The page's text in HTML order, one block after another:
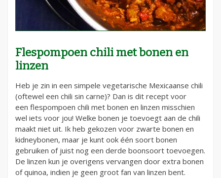
Flespompoen chili met bonen en
linzen
Heb je zin in een simpele vegetarische Mexicaanse chili
(oftewel een chili sin carne)? Dan is dit recept voor
een flespompoen chili met bonen en linzen misschien
wel iets voor jou! Welke bonen je toevoegt aan de chili
maakt niet uit. Ik heb gekozen voor zwarte bonen en
kidneybonen, maar je kunt ook één soort bonen
gebruiken of juist nog een derde boonsoort toevoegen.
De linzen kun je overigens vervangen door extra bonen
of quinoa, indien je geen groot fan van linzen bent.